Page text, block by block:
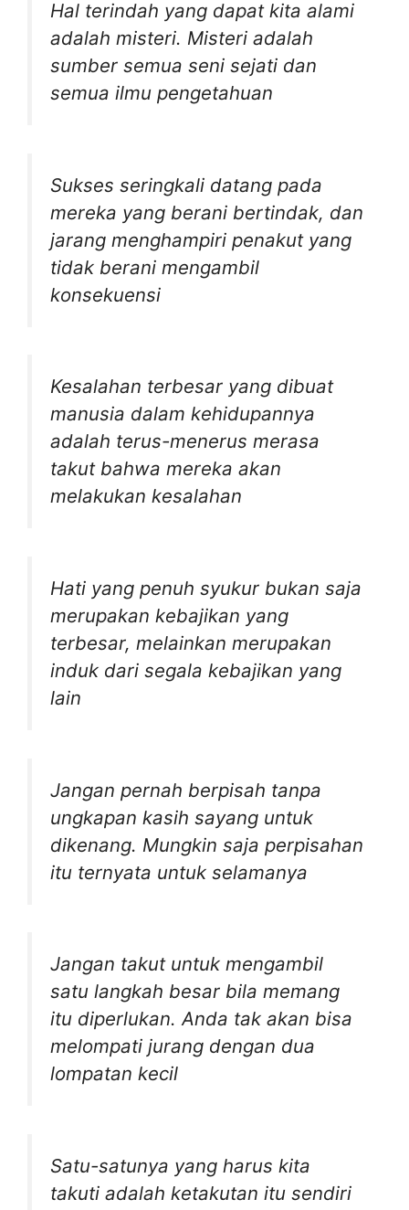
Hal terindah yang dapat kita alami
adalah misteri. Misteri adalah
sumber semua seni sejati dan
semua ilmu pengetahuan
Sukses seringkali datang pada
mereka yang berani bertindak, dan
jarang menghampiri penakut yang
tidak berani mengambil
konsekuensi
Kesalahan terbesar yang dibuat
manusia dalam kehidupannya
adalah terus-menerus merasa
takut bahwa mereka akan
melakukan kesalahan
Hati yang penuh syukur bukan saja
merupakan kebajikan yang
terbesar, melainkan merupakan
induk dari segala kebajikan yang
lain
Jangan pernah berpisah tanpa
ungkapan kasih sayang untuk
dikenang. Mungkin saja perpisahan
itu ternyata untuk selamanya
Jangan takut untuk mengambil
satu langkah besar bila memang
itu diperlukan. Anda tak akan bisa
melompati jurang dengan dua
lompatan kecil
Satu-satunya yang harus kita
takuti adalah ketakutan itu sendiri